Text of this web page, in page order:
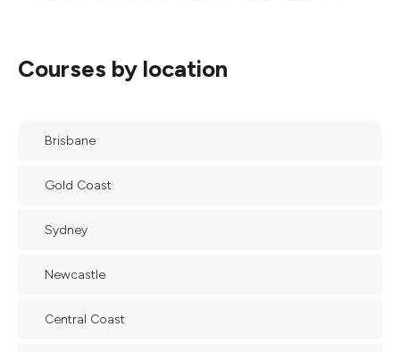
Courses by location
Brisbane
Gold Coast
Sydney
Newcastle
Central Coast